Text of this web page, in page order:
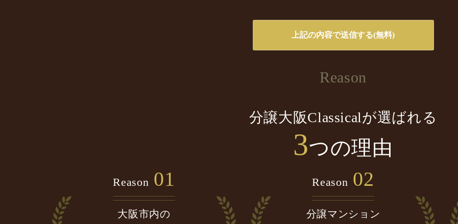
Reason
分譲大阪Classicalが選ばれる
3つの理由
Reason 01
大阪市内の
Reason 02
分譲マンション